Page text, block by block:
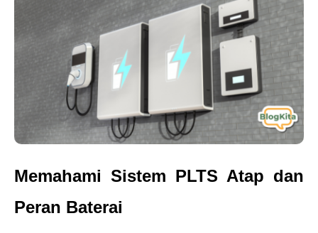
Memahami Sistem PLTS Atap dan
Peran Baterai